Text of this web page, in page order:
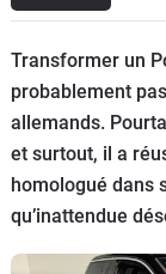
Auto
Services
Forum
Moto
Transformer un
probablement
allemands.
et surtout, il a
homologué dans
qu’inattendue